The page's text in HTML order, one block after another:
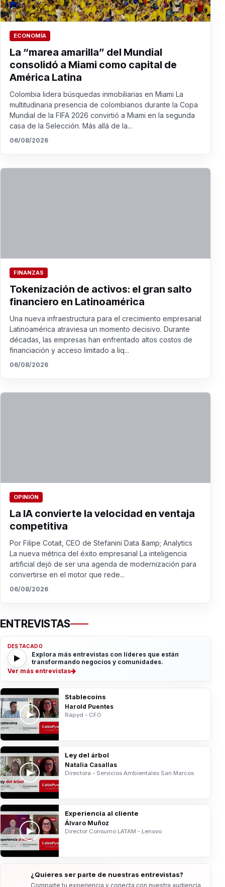
ECONOMÍA
La “marea amarilla” del Mundial
consolidó a Miami como capital de
América Latina
Colombia lidera búsquedas inmobiliarias en Miami La
multitudinaria presencia de colombianos durante la Copa
Mundial de la FIFA 2026 convirtió a Miami en la segunda
casa de la Selección. Más allá de la...
06/08/2026
FINANZAS
Tokenización de activos: el gran salto
financiero en Latinoamérica
Una nueva infraestructura para el crecimiento empresarial
Latinoamérica atraviesa un momento decisivo. Durante
décadas, las empresas han enfrentado altos costos de
financiación y acceso limitado a liq...
06/08/2026
OPINIÓN
La IA convierte la velocidad en ventaja
competitiva
Por Filipe Cotait, CEO de Stefanini Data &amp; Analytics
La nueva métrica del éxito empresarial La inteligencia
artificial dejó de ser una agenda de modernización para
convertirse en el motor que rede...
06/08/2026
ENTREVISTAS
DESTACADO
Explora más entrevistas con líderes que están
transformando negocios y comunidades.
Ver más entrevistas
Stablecoins
Harold Puentes
Rapyd - CFO
Ley del árbol
Natalia Casallas
Directora - Servicios Ambientales San Marcos
Experiencia al cliente
Álvaro Muñoz
Director Consumo LATAM - Lenovo
¿Quieres ser parte de nuestras entrevistas?
Comparte tu experiencia y conecta con nuestra audiencia